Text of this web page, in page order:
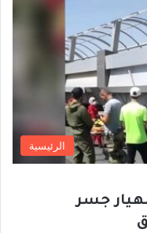
الرئيسية
جسر